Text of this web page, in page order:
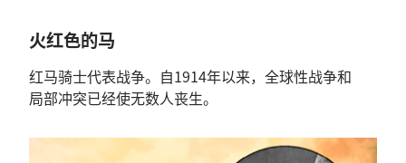
火红色的马
红马骑士代表战争。 自1914年以来， 全球性战争和
局部冲突已经使无数人丧生。